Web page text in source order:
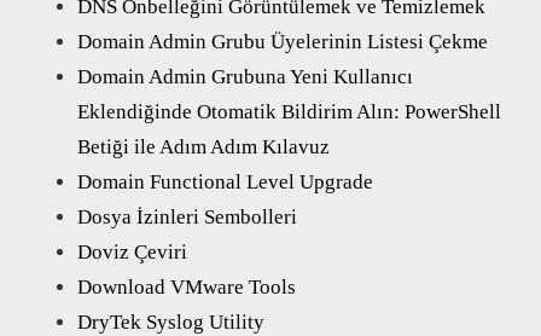
DNS Önbelleğini Görüntülemek ve Temizlemek
Domain Admin Grubu Üyelerinin Listesi Çekme
Domain Admin Grubuna Yeni Kullanıcı
Eklendiğinde Otomatik Bildirim Alın: PowerShell
Betiği ile Adım Adım Kılavuz
Domain Functional Level Upgrade
Dosya İzinleri Sembolleri
Doviz Çeviri
Download VMware Tools
DryTek Syslog Utility